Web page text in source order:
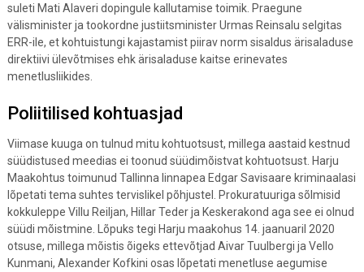
suleti Mati Alaveri dopingule kallutamise toimik. Praegune
välisminister ja tookordne justiitsminister Urmas Reinsalu selgitas
ERR-ile, et kohtuistungi kajastamist piirav norm sisaldus ärisaladuse
direktiivi ülevõtmises ehk ärisaladuse kaitse erinevates
menetlusliikides.
Poliitilised kohtuasjad
Viimase kuuga on tulnud mitu kohtuotsust, millega aastaid kestnud
süüdistused meedias ei toonud süüdimõistvat kohtuotsust. Harju
Maakohtus toimunud Tallinna linnapea Edgar Savisaare kriminaalasi
lõpetati tema suhtes tervislikel põhjustel. Prokuratuuriga sõlmisid
kokkuleppe Villu Reiljan, Hillar Teder ja Keskerakond aga see ei olnud
süüdi mõistmine. Lõpuks tegi Harju maakohus 14. jaanuaril 2020
otsuse, millega mõistis õigeks ettevõtjad Aivar Tuulbergi ja Vello
Kunmani, Alexander Kofkini osas lõpetati menetluse aegumise